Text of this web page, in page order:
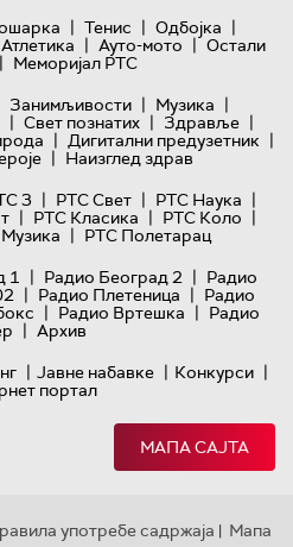
| Тенис | Одбојка |
Атлетика | Ауто-мото | Остали
| Меморијал РТС
Занимљивости | Музика |
| Свет познатих | Здравље |
| Дигитални предузетник |
| Наизглед здрав
3 | РТС Свет | РТС Наука |
| РТС Класика | РТС Коло |
| РТС Полетарац
1 | Радио Београд 2 | Радио
| Радио Плетеница | Радио
| Радио Вртешка | Радио
| Архив
| Јавне набавке | Конкурси |
портал
МАПА САЈТА
употребе садржаја | Мапа